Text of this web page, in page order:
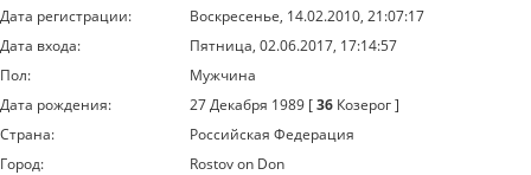
Дата регистрации:
Воскресенье, 14.02.2010, 21:07:17
Дата входа:
Пятница, 02.06.2017, 17:14:57
Пол:
Мужчина
Дата рождения:
27 Декабря 1989 [36 Козерог ]
Страна:
Российская Федерация
Город:
Rostov on Don